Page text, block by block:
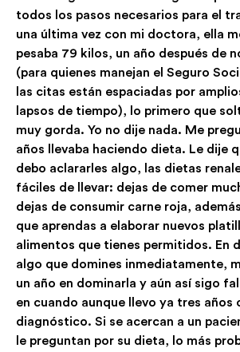
todos los pasos necesarios para el
una última vez con mi doctora, ella
pesaba 79 kilos, un año después de
(para quienes manejan el Seguro
las citas están espaciadas por
lapsos de tiempo), lo primero que
muy gorda. Yo no dije nada. Me
años llevaba haciendo dieta. Le dije
debo aclararles algo, las dietas
fáciles de llevar: dejas de comer
dejas de consumir carne roja,
que aprendas a elaborar nuevos
alimentos que tienes permitidos. En
algo que domines inmediatamente,
un año en dominarla y aún así sigo
en cuando aunque llevo ya tres años
diagnóstico. Si se acercan a un
le preguntan por su dieta, lo más